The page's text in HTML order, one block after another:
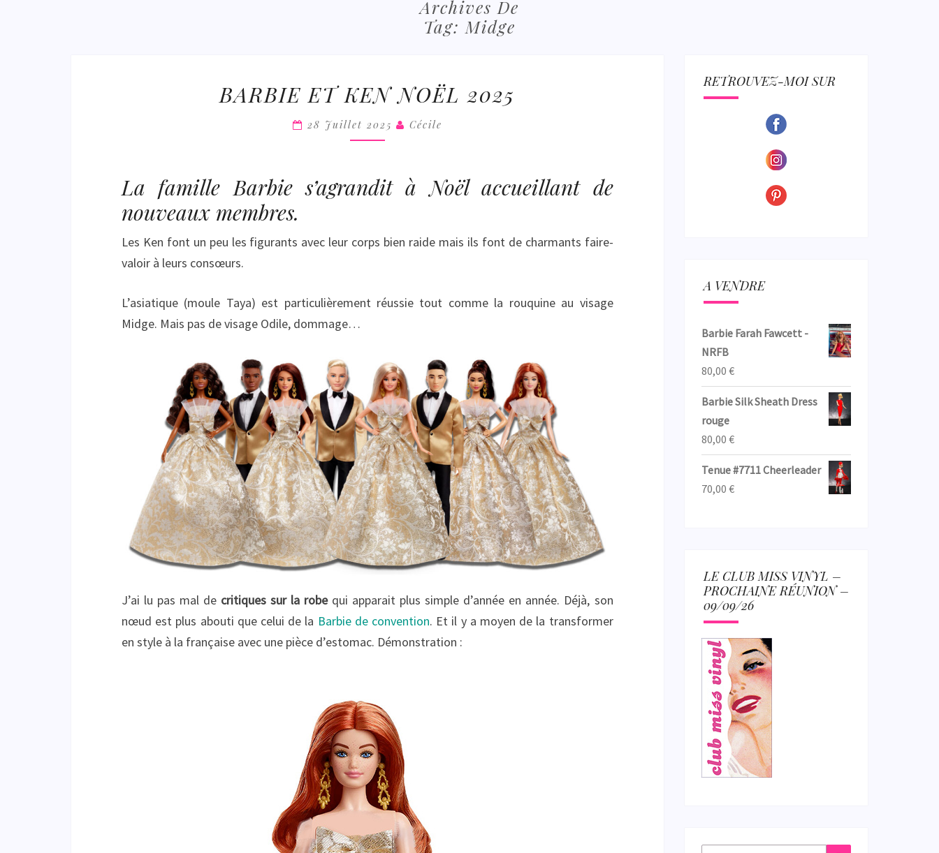
COLLECTION
Archives De
Tag: Midge
ET
KEN
NOËL
BARBIE ET KEN NOËL 2025
28 Juillet 2025 Cécile
La famille Barbie s’agrandit à Noël accueillant de
nouveaux membres.
Les Ken font un peu les figurants avec leur corps bien raide mais ils font de charmants faire-
valoir à leurs consœurs.
L’asiatique (moule Taya) est particulièrement réussie tout comme la rouquine au visage
Midge. Mais pas de visage Odile, dommage…
J’ai lu pas mal de critiques sur la robequi apparait plus simple d’année en année. Déjà, son
nœud est plus abouti que celui de la Barbie de convention. Et il y a moyen de la transformer
en style à la française avec une pièce d’estomac. Démonstration :
RETROUVEZ-MOI SUR
A VENDRE
Barbie Farah Fawcett -
NRFB
80,00 €
Barbie Silk Sheath Dress
rouge
80,00 €
Tenue #7711 Cheerleader
70,00 €
LE CLUB MISS VINYL –
PROCHAINE RÉUNION –
09/09/26